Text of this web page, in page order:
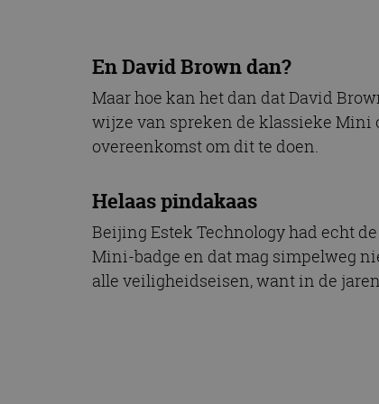
En David Brown dan?
Maar hoe kan het dan dat David
wijze van spreken de klassieke Mini
overeenkomst om dit te doen.
Helaas pindakaas
Beijing Estek Technology had echt
Mini-badge en dat mag simpelweg
alle veiligheidseisen, want in de